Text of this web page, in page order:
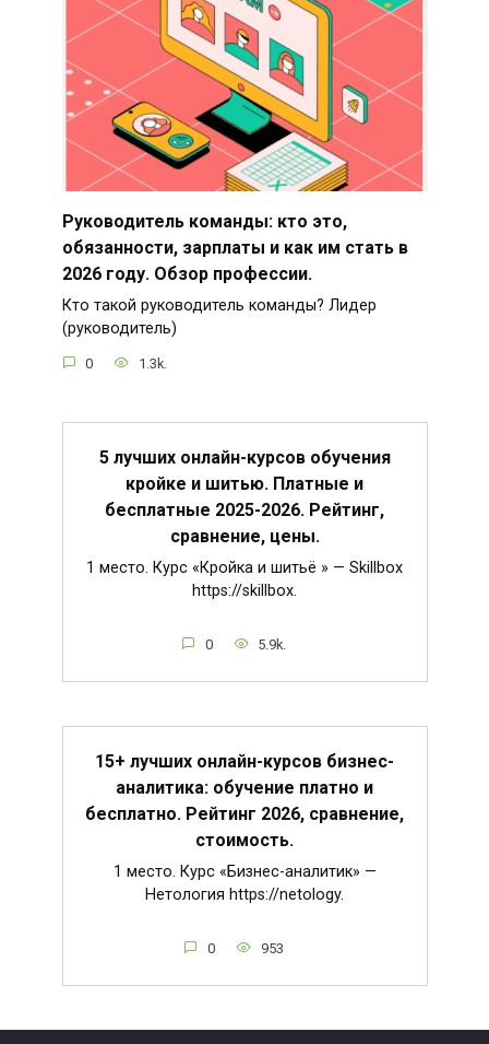
Руководитель команды: кто это,
обязанности, зарплаты и как им стать в
2026 году. Обзор профессии.
Кто такой руководитель команды? Лидер
(руководитель)
0 1.3k.
5 лучших онлайн-курсов обучения
кройке и шитью. Платные и
бесплатные 2025-2026. Рейтинг,
сравнение, цены.
1 место. Курс «Кройка и шитьё » — Skillbox
https://skillbox.
0 5.9k.
15+ лучших онлайн-курсов бизнес-
аналитика: обучение платно и
бесплатно. Рейтинг 2026, сравнение,
стоимость.
1 место. Курс «Бизнес-аналитик» —
Нетология https://netology.
0 953